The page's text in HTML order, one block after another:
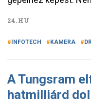
24.HU
INFOTECH KAMERA
A Tungsram
hatmilliárd